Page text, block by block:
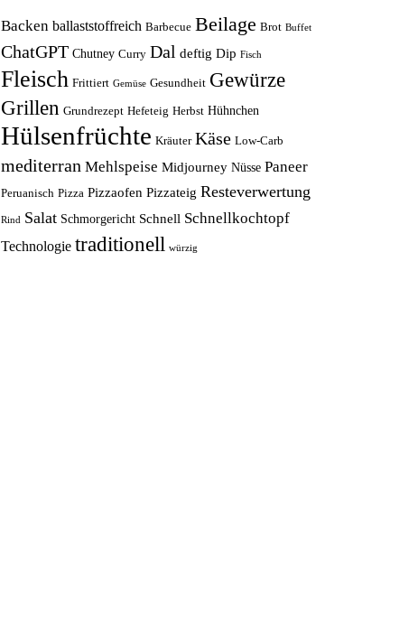
Backen ballaststoffreich Barbecue Beilage Brot Buffet
ChatGPT Chutney Curry Dal deftig Dip Fisch
Fleisch Frittiert Gemüse Gesundheit Gewürze
Grillen Grundrezept Hefeteig Herbst Hühnchen
Hülsenfrüchte Kräuter Käse Low-Carb
mediterran Mehlspeise Midjourney Nüsse Paneer
Peruanisch Pizza Pizzaofen Pizzateig Resteverwertung
Rind Salat Schmorgericht Schnell Schnellkochtopf
Technologie traditionell würzig